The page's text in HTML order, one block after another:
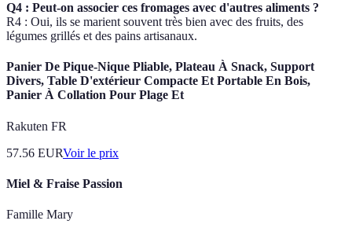
Q4 : Peut-on associer ces fromages avec d'autres aliments ?
R4 : Oui, ils se marient souvent très bien avec des fruits, des
légumes grillés et des pains artisanaux.
Panier De Pique-Nique Pliable, Plateau À Snack, Support
Divers, Table D'extérieur Compacte Et Portable En Bois,
Panier À Collation Pour Plage Et
Rakuten FR
57.56 EURVoir le prix
Miel & Fraise Passion
Famille Mary